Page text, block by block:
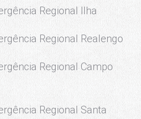
Regional Ilha
Regional Realengo
Regional Campo
Regional Santa